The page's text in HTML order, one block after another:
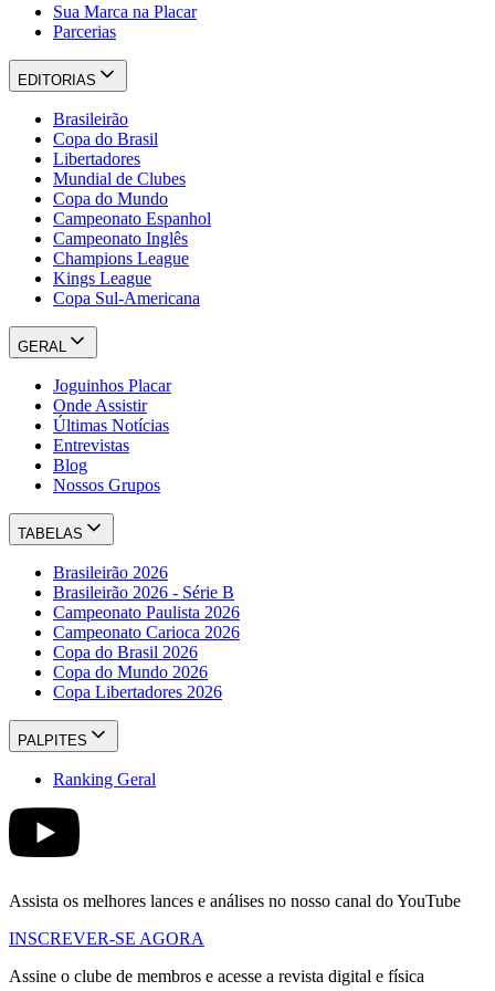
Sua Marca na Placar
Parcerias
EDITORIAS
Brasileirão
Copa do Brasil
Libertadores
Mundial de Clubes
Copa do Mundo
Campeonato Espanhol
Campeonato Inglês
Champions League
Kings League
Copa Sul-Americana
GERAL
Joguinhos Placar
Onde Assistir
Últimas Notícias
Entrevistas
Blog
Nossos Grupos
TABELAS
Brasileirão 2026
Brasileirão 2026 - Série B
Campeonato Paulista 2026
Campeonato Carioca 2026
Copa do Brasil 2026
Copa do Mundo 2026
Copa Libertadores 2026
PALPITES
Ranking Geral
Assista os melhores lances e análises no nosso canal do YouTube
INSCREVER-SE AGORA
Assine o clube de membros e acesse a revista digital e física